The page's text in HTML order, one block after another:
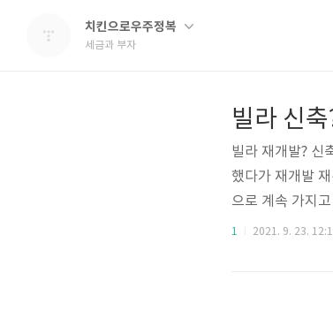
치킨으로우주정복
세금과 부자
빌라 재개발? 신
했다가 재개발
으로 계속 가지
트 값이 오르면
단독주택이 있
1 2021. 9. 23.